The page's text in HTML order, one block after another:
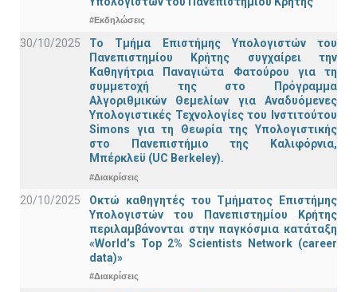
#Εκδηλώσεις
30/10/2025
Το Τμήμα Επιστήμης Υπολογιστών του
Πανεπιστημίου Κρήτης συγχαίρει την
Καθηγήτρια Παναγιώτα Φατούρου για τη
συμμετοχή της στο Πρόγραμμα
Αλγοριθμικών Θεμελίων για Αναδυόμενες
Υπολογιστικές Τεχνολογίες του Ινστιτούτου
Simons για τη Θεωρία της Υπολογιστικής
στο Πανεπιστήμιο της Καλιφόρνια,
Μπέρκλεϋ (UC Berkeley).
#Διακρίσεις
20/10/2025
Οκτώ καθηγητές του Τμήματος Επιστήμης
Υπολογιστών του Πανεπιστημίου Κρήτης
περιλαμβάνονται στην παγκόσμια κατάταξη
«World’s Top 2% Scientists Network (career
data)»
#Διακρίσεις